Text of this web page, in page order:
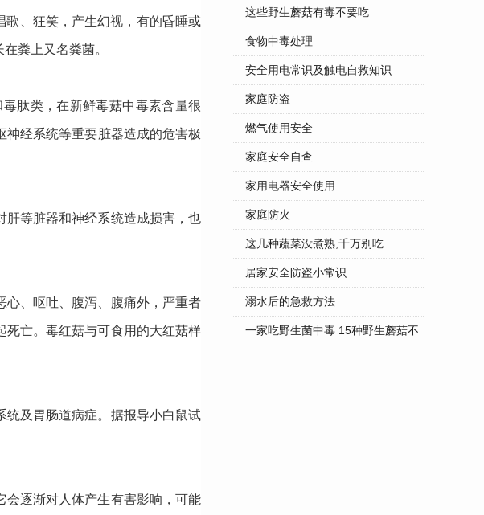
歌、狂笑，产生幻视，有的昏睡或
粪上又名粪菌。
肽类，在新鲜毒菇中毒素含量很
神经系统等重要脏器造成的危害极
肝等脏器和神经系统造成损害，也
心、呕吐、腹泻、腹痛外，严重者
死亡。毒红菇与可食用的大红菇样
统及胃肠道病症。据报导小白鼠试
会逐渐对人体产生有害影响，可能
这些野生蘑菇有毒不要吃
食物中毒处理
安全用电常识及触电自救知识
家庭防盗
燃气使用安全
家庭安全自查
家用电器安全使用
家庭防火
这几种蔬菜没煮熟,千万别吃
居家安全防盗小常识
溺水后的急救方法
一家吃野生菌中毒 15种野生蘑菇不